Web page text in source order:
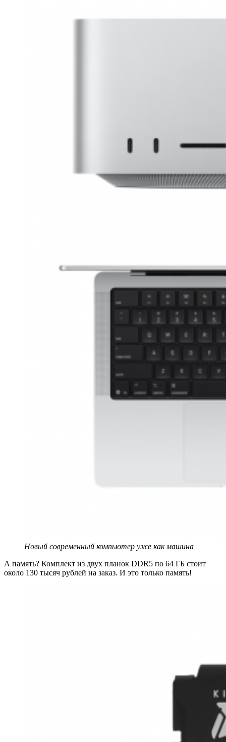
Новый современный компьютер уже как машина
А память? Комплект из двух планок DDR5 по 64 ГБ стоит
около 130 тысяч рублей на заказ. И это только память!